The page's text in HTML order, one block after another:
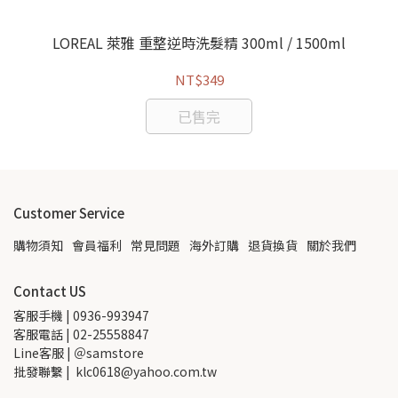
LOREAL 萊雅 重整逆時洗髮精 300ml / 1500ml
NT$349
已售完
Customer Service
購物須知 會員福利 常見問題 海外訂購 退貨換貨 關於我們
Contact US
客服手機 | 0936-993947
客服電話 | 02-25558847
Line客服 | ＠samstore
批發聯繫 |  klc0618@yahoo.com.tw